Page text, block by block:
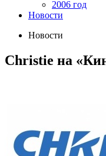
2006 год
Новости
Новости
Christie на